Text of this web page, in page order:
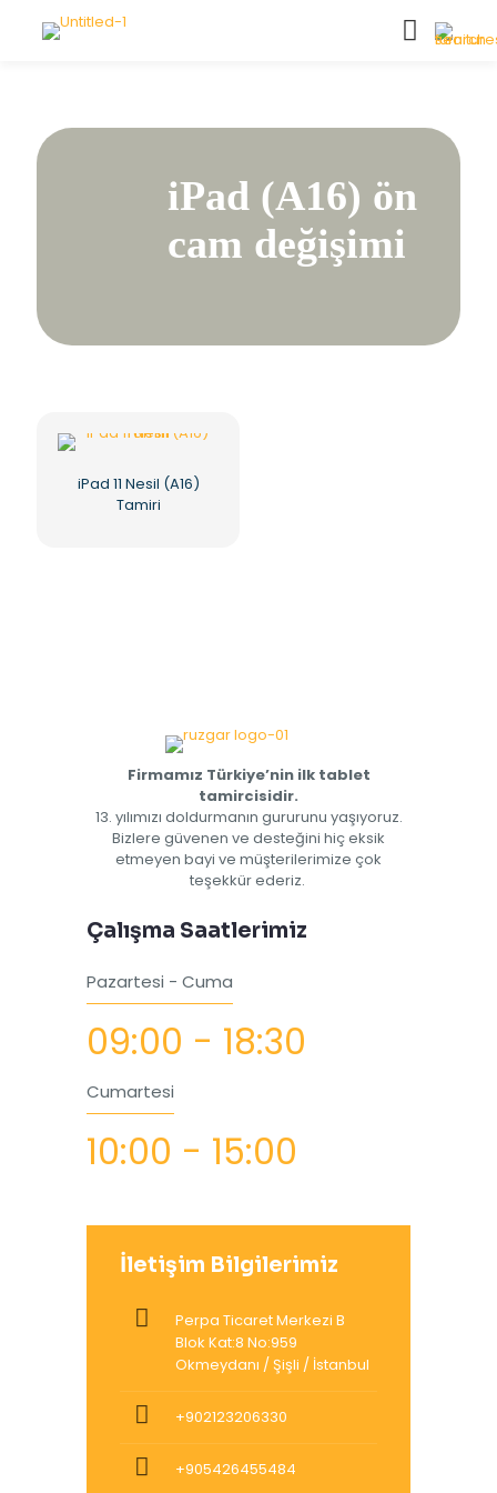
iPad (A16) ön
cam değişimi
iPad 11 Nesil (A16)
Tamiri
Firmamız Türkiye’nin ilk tablet
tamircisidir.
13. yılımızı doldurmanın gururunu yaşıyoruz.
Bizlere güvenen ve desteğini hiç eksik
etmeyen bayi ve müşterilerimize çok
teşekkür ederiz.
Çalışma Saatlerimiz
Pazartesi - Cuma
09:00 - 18:30
Cumartesi
10:00 - 15:00
İletişim Bilgilerimiz
Perpa Ticaret Merkezi B
Blok Kat:8 No:959
Okmeydanı / Şişli / İstanbul
+902123206330
+905426455484